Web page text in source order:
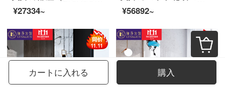
¥27334~
¥56892~
カートに入れる 購入